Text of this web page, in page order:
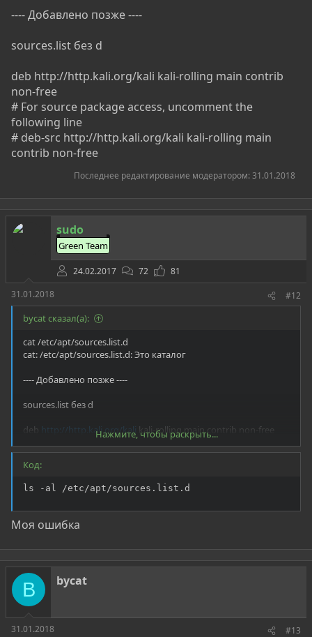
---- Добавлено позже ----
sources.list без d
deb http://http.kali.org/kali kali-rolling main contrib
non-free
# For source package access, uncomment the
following line
# deb-src http://http.kali.org/kali kali-rolling main
contrib non-free
Последнее редактирование модератором: 31.01.2018
sudo
Green Team
24.02.2017 72
81
31.01.2018
#12
bycat сказал(а):
cat /etc/apt/sources.list.d
cat: /etc/apt/sources.list.d: Это каталог
---- Добавлено позже ----
sources.list без d
deb http://http.kali.org/kali kali-rolling main contrib non-free
# For source package access, uncomment the following line
# deb-srchttp://http.kali.org/kalikali-rolling main contrib non-
free
Нажмите, чтобы раскрыть...
Код:
ls -al /etc/apt/sources.list.d
Моя ошибка
B bycat
31.01.2018 #13